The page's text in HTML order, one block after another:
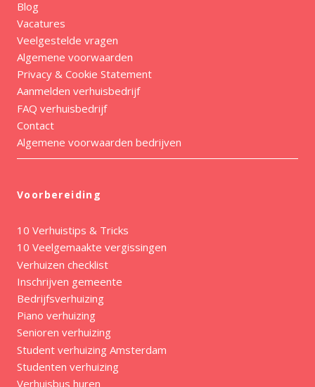
Blog
Vacatures
Veelgestelde vragen
Algemene voorwaarden
Privacy & Cookie Statement
Aanmelden verhuisbedrijf
FAQ verhuisbedrijf
Contact
Algemene voorwaarden bedrijven
Voorbereiding
10 Verhuistips & Tricks
10 Veelgemaakte vergissingen
Verhuizen checklist
Inschrijven gemeente
Bedrijfsverhuizing
Piano verhuizing
Senioren verhuizing
Student verhuizing Amsterdam
Studenten verhuizing
Verhuisbus huren